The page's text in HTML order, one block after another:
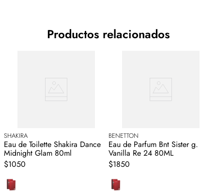
Productos relacionados
SHAKIRA
Eau de Toilette Shakira Dance
Midnight Glam 80ml
$1050
BENETTON
Eau de Parfum Bnt Sister g.
Vanilla Re 24 80ML
$1850